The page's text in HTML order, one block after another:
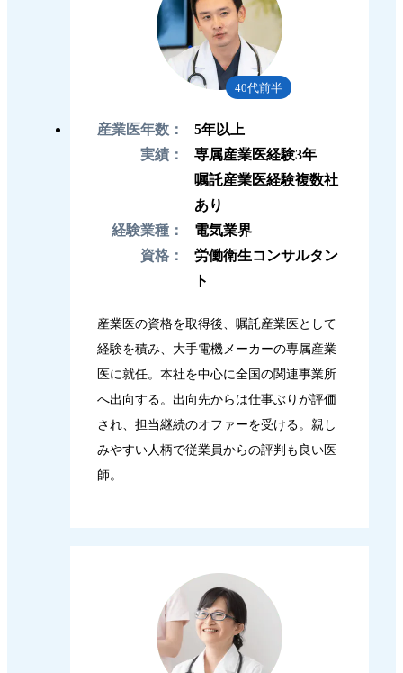
40代前半
産業医年数：
5年以上
実績：
専属産業医経験3年
嘱託産業医経験複数社
あり
経験業種：
電気業界
資格：
労働衛生コンサルタン
ト
産業医の資格を取得後、嘱託産業医として
経験を積み、大手電機メーカーの専属産業
医に就任。本社を中心に全国の関連事業所
へ出向する。出向先からは仕事ぶりが評価
され、担当継続のオファーを受ける。親し
みやすい人柄で従業員からの評判も良い医
師。